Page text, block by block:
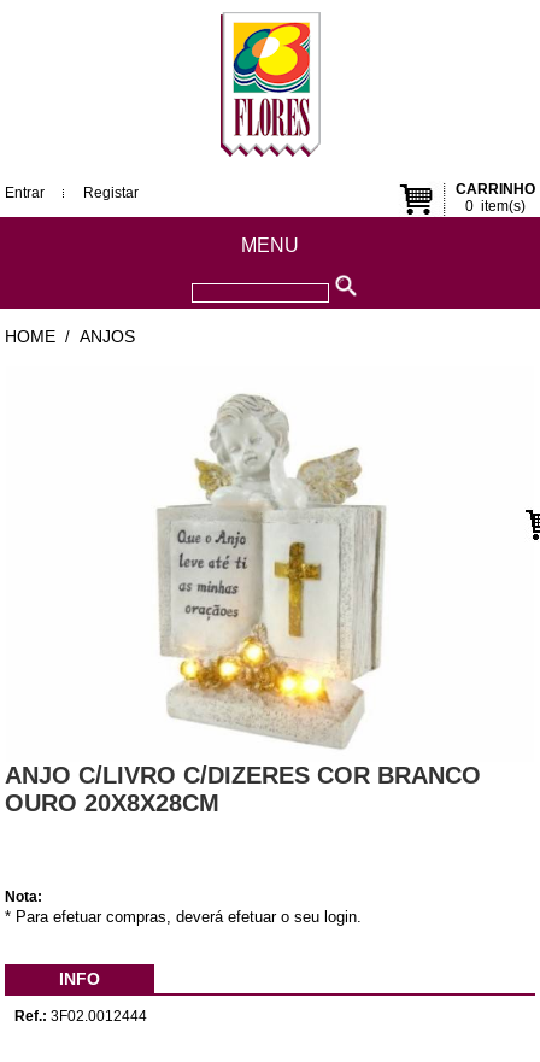
CARRINHO
0item(s)
Entrar Registar
MENU
HOME / ANJOS
ANJO C/LIVRO C/DIZERES COR BRANCO
OURO 20X8X28CM
Nota:
* Para efetuar compras, deverá efetuar o seu login.
INFO
Ref.: 3F02.0012444